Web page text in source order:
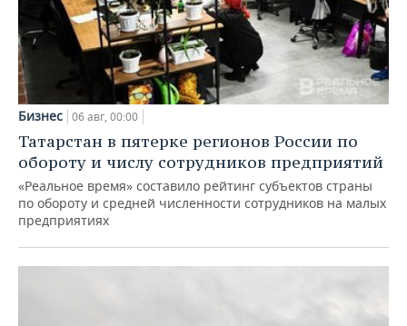
Бизнес 06 авг, 00:00
Татарстан в пятерке регионов России по
обороту и числу сотрудников предприятий
«Реальное время» составило рейтинг субъектов страны
по обороту и средней численности сотрудников на малых
предприятиях